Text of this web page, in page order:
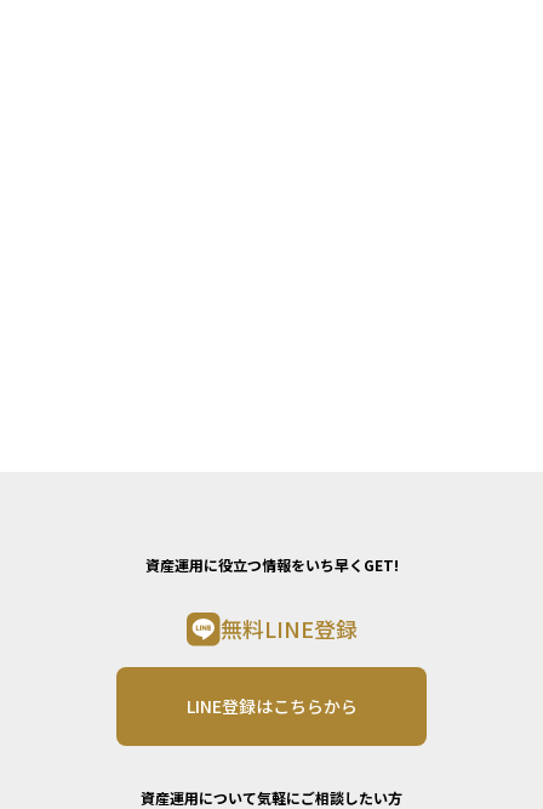
資産運用に役立つ情報をいち早くGET!
無料LINE登録
LINE登録はこちらから
資産運用について気軽にご相談したい方